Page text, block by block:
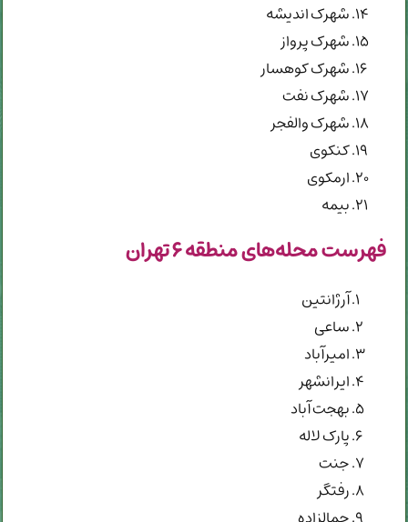
شهرک اندیشه
شهرک پرواز
شهرک کوهسار
شهرک نفت
شهرک والفجر
کنکوی
ارمکوی
بیمه
فهرست محله‌های منطقه ۶ تهران
آرژانتین
ساعی
امیرآباد
ایرانشهر
بهجت آباد
پارک لاله
جنت
رفتگر